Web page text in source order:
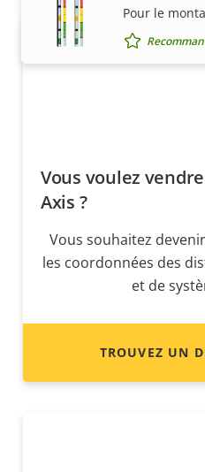
Pour le
Vous voulez
Axis ?
Vous souhaitez
les coordonnées des
et de
TROUVEZ UN